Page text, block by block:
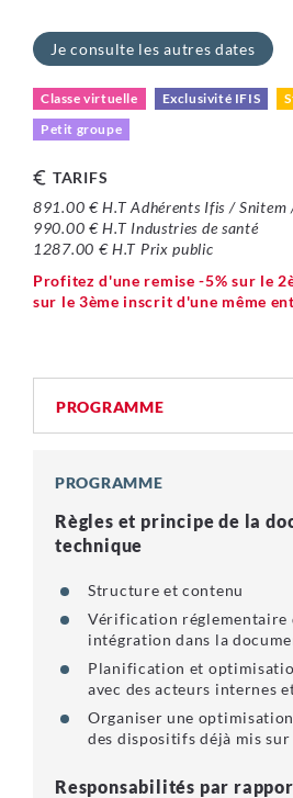
Je consulte les autres dates
Classe virtuelle Exclusivité IFIS
Petit groupe
TARIFS
891.00 € H.TAdhérents Ifis / Snitem
990.00 € H.T Industries de santé
1287.00 € H.T Prix public
Profitez d'une remise -5% sur le
sur le 3ème inscrit d'une même
PROGRAMME
PROGRAMME
Règles et principe de la
technique
Structure et contenu
Vérification réglementaire
intégration dans la
Planification et
avec des acteurs internes
Organiser une
des dispositifs déjà mis
Responsabilités par